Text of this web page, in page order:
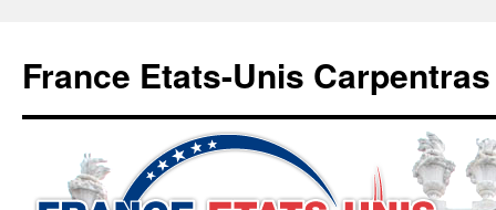
contenu
France Etats-Unis Carpentras